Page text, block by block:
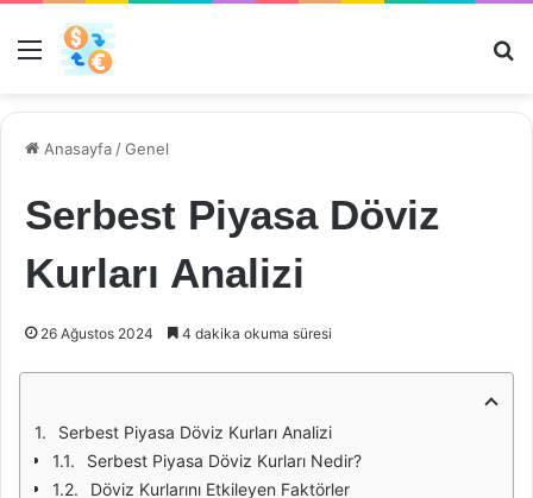
Menü
Anasayfa /Genel
Serbest Piyasa Döviz
Kurları Analizi
26 Ağustos 2024 4 dakika okuma süresi
Serbest Piyasa Döviz Kurları Analizi
Serbest Piyasa Döviz Kurları Nedir?
Döviz Kurlarını Etkileyen Faktörler